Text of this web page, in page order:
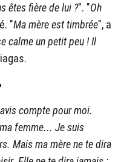
êtes fière de lui ?". "Oh
"Ma mère est timbrée", a
calme un petit peu ! Il
compte pour moi.
femme... Je suis
Mais ma mère ne te dira